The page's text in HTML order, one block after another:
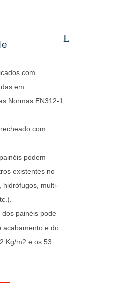
com
em
Normas EN312-1
com
podem
existentes no
hidrófugos, multi-
painéis pode
acabamento e do
Kg/m2 e os 53